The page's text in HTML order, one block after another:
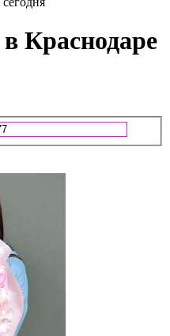
Краснодаре